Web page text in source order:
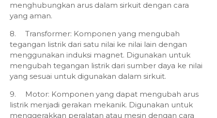
menghubungkan arus dalam sirkuit dengan cara
yang aman.
8.
Transformer: Komponen yang mengubah
tegangan listrik dari satu nilai ke nilai lain dengan
menggunakan induksi magnet. Digunakan untuk
mengubah tegangan listrik dari sumber daya ke nilai
yang sesuai untuk digunakan dalam sirkuit.
9.
Motor: Komponen yang dapat mengubah arus
listrik menjadi gerakan mekanik. Digunakan untuk
menggerakkan peralatan atau mesin dengan cara